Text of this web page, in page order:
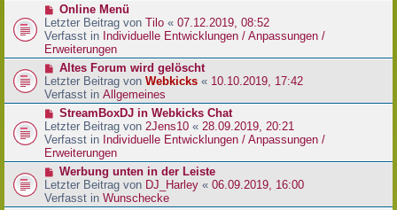
g
r
a
g
r
B
e
i
t
a
g
N
e
u
e
r
B
e
i
r
a
g
Online Menü
Letzter Beitrag von Tilo « 07.12.2019, 08:52
Verfasst in Individuelle Entwicklungen / Anpassungen /
Erweiterungen
N
e
u
e
r
B
e
i
r
a
Altes Forum wird gelöscht
Letzter Beitrag von Webkicks « 10.10.2019, 17:42
Verfasst in Allgemeines
N
e
u
e
r
B
e
i
StreamBoxDJ in Webkicks Chat
Letzter Beitrag von 2Jens10 « 28.09.2019, 20:21
Verfasst in Individuelle Entwicklungen / Anpassungen /
Erweiterungen
N
e
u
Werbung unten in der Leiste
Letzter Beitrag von DJ_Harley « 06.09.2019, 16:00
Verfasst in Wunschecke